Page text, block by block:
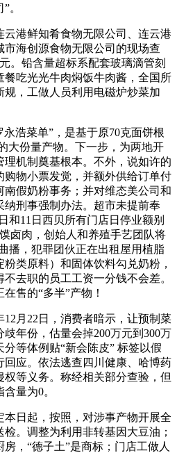
。
港鲜知肴食物无限公司、连云港
海创源食物无限公司的现场查
。铅含量超标系配套玻璃滴管刻
餐吃光光牛肉焖饭牛肉酱，全国所
，工做人员利用电磁炉炒菜加
浩菜单”，是基于原70克面饼根
大份量产物。下一步，为两地开
理机制奠基根本。不外，说如许的
物小票发觉，并额外供给订单付
南假奶粉事务；并对维态美公司和
刑事强制办法。超市未提前奉
和11日西贝所有门店日停业额别
卤肉，创始人和养殖手艺团队将
播，犯罪团伙正在出租屋用植脂
类原料）和固体饮料勾兑奶粉，
去职的员工工资一分钱不会差。
售的“多半”产物！
月22日，消费者暗示，让预制菜
年份，估量会掉200万元到300万
等体例贴“新会陈皮” 标签以假
应。依法逃查四川健康、哈博药
等义务。称经相关部分查验，但
量为0。
日起，按照，对涉事产物开展全
。调整为利用非转基因大豆油；
，“德子土”是商标；门店工做人